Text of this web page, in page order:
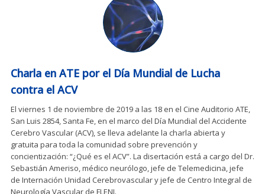
Charla en ATE por el Día Mundial de Lucha
contra el ACV
El viernes 1 de noviembre de 2019 a las 18 en el Cine Auditorio ATE,
San Luis 2854, Santa Fe, en el marco del Día Mundial del Accidente
Cerebro Vascular (ACV), se lleva adelante la charla abierta y
gratuita para toda la comunidad sobre prevención y
concientización: “¿Qué es el ACV”. La disertación está a cargo del Dr.
Sebastián Ameriso, médico neurólogo, jefe de Telemedicina, jefe
de Internación Unidad Cerebrovascular y jefe de Centro Integral de
Neurología Vascular de FLENI.